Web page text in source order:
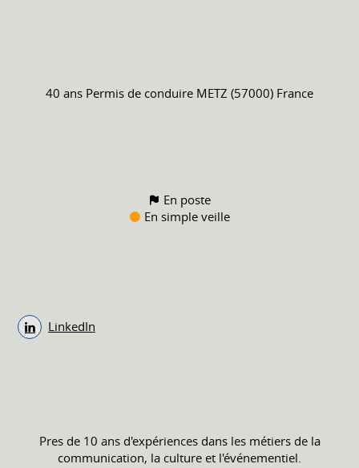
40 ans Permis de conduire METZ (57000) France
En poste
En simple veille
LinkedIn
Pres de 10 ans d'expériences dans les métiers de la
communication, la culture et l'événementiel.